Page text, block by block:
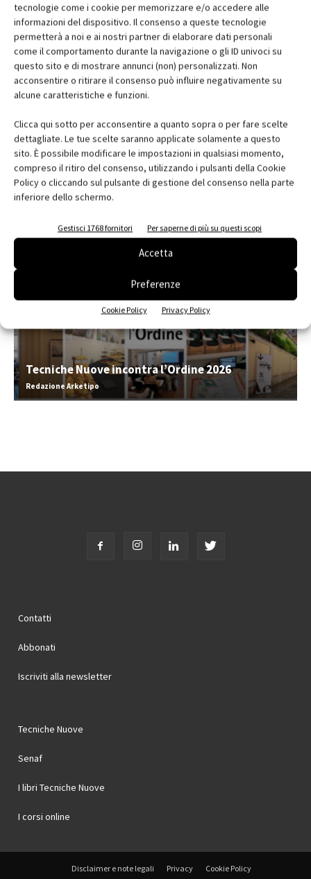
tecnologie come i cookie per memorizzare e/o accedere alle
informazioni del dispositivo. Il consenso a queste tecnologie
permetterà a noi e ai nostri partner di elaborare dati personali
come il comportamento durante la navigazione o gli ID univoci su
questo sito e di mostrare annunci (non) personalizzati. Non
acconsentire o ritirare il consenso può influire negativamente su
alcune caratteristiche e funzioni.
Clicca qui sotto per acconsentire a quanto sopra o per fare scelte
dettagliate. Le tue scelte saranno applicate solamente a questo
sito. È possibile modificare le impostazioni in qualsiasi momento,
compreso il ritiro del consenso, utilizzando i pulsanti della Cookie
Policy o cliccando sul pulsante di gestione del consenso nella parte
inferiore dello schermo.
Gestisci 1768 fornitori Per saperne di più su questi scopi
Accetta
Preferenze
Cookie Policy Privacy Policy
Edicola web
Abbonati e regala
Iscriviti alla newsletter
Tecniche Nuove incontra l’Ordine 2026
Redazione Arketipo
Contatti
Abbonati
Iscriviti alla newsletter
Tecniche Nuove
Senaf
I libri Tecniche Nuove
I corsi online
Disclaimer e note legali Privacy Cookie Policy